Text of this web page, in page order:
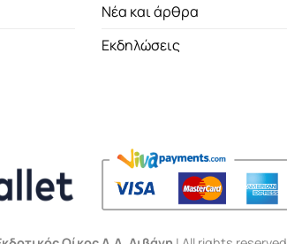
Νέα και άρθρα
Εκδηλώσεις